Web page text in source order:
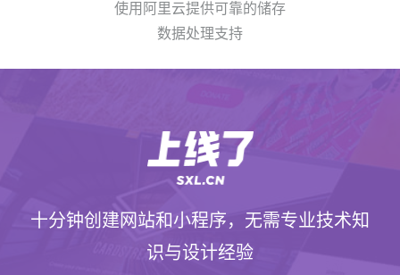
使用阿里云提供可靠的储存
数据处理支持
十分钟创建网站和小程序，无需专业技术知
识与设计经验